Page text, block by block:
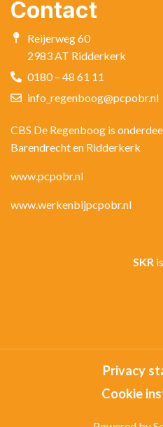
Contact
Reijerweg 60
2983 AT Ridderkerk
0180 – 48 61 11
info_regenboog@pcpobr.nl
CBS De Regenboog is
Barendrecht en Ridderkerk
www.pcpobr.nl
www.werkenbijpcpobr.nl
SKR
Privacy
Cookie